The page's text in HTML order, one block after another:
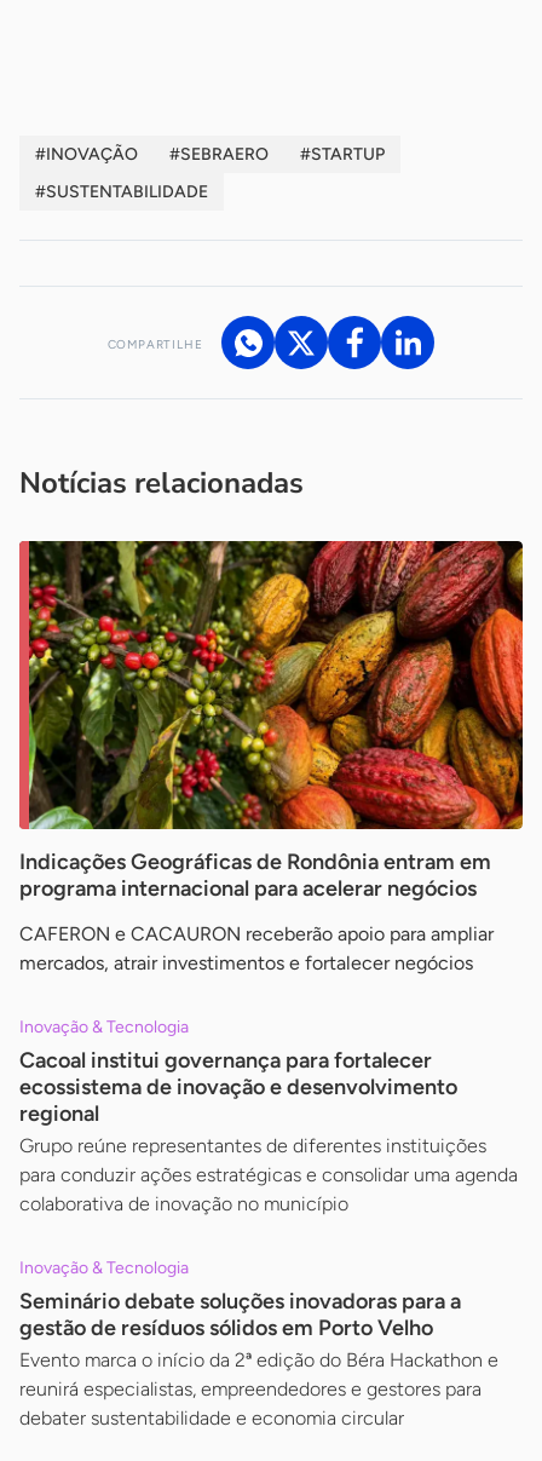
#INOVAÇÃO #SEBRAERO
#STARTUP
#SUSTENTABILIDADE
COMPARTILHE
Notícias relacionadas
Indicações Geográficas de Rondônia entram em
programa internacional para acelerar negócios
CAFERON e CACAURON receberão apoio para ampliar
mercados, atrair investimentos e fortalecer negócios
Inovação & Tecnologia
Cacoal institui governança para fortalecer
ecossistema de inovação e desenvolvimento
regional
Grupo reúne representantes de diferentes instituições
para conduzir ações estratégicas e consolidar uma agenda
colaborativa de inovação no município
Inovação & Tecnologia
Seminário debate soluções inovadoras para a
gestão de resíduos sólidos em Porto Velho
Evento marca o início da 2ª edição do Béra Hackathon e
reunirá especialistas, empreendedores e gestores para
debater sustentabilidade e economia circular